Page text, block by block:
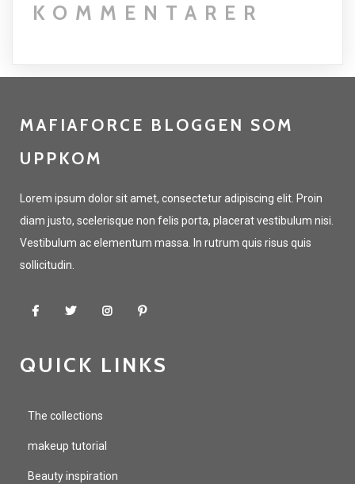
KOMMENTARER
MAFIAFORCE BLOGGEN SOM
UPPKOM
Lorem ipsum dolor sit amet, consectetur adipiscing elit. Proin
diam justo, scelerisque non felis porta, placerat vestibulum nisi.
Vestibulum ac elementum massa. In rutrum quis risus quis
sollicitudin.
QUICK LINKS
The collections
makeup tutorial
Beauty inspiration